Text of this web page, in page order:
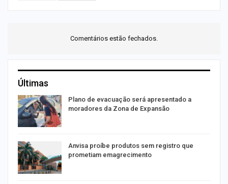
Comentários estão fechados.
Últimas
Plano de evacuação será apresentado a
moradores da Zona de Expansão
Anvisa proíbe produtos sem registro que
prometiam emagrecimento